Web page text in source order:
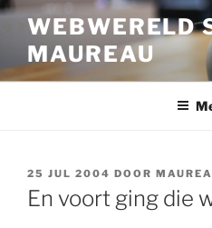
Ga
inhoud
WEBWERELD
MAUREAU
GEPLAATST
OP
25 JUL 2004 DOOR
En voort ging die